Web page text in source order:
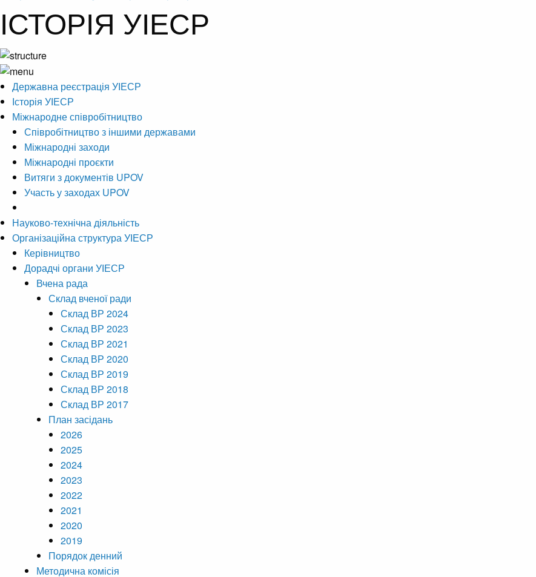
ІСТОРІЯ УІЕСР
Державна реєстрація УІЕСР
Історія УІЕСР
Міжнародне співробітництво
Співробітництво з іншими державами
Міжнародні заходи
Міжнародні проєкти
Витяги з документів UPOV
Участь у заходах UPOV
Науково-технічна діяльність
Організаційна структура УІЕСР
Керівництво
Дорадчі органи УІЕСР
Вчена рада
Склад вченої ради
Склад ВР 2024
Склад ВР 2023
Склад ВР 2021
Склад ВР 2020
Склад ВР 2019
Склад ВР 2018
Склад ВР 2017
План засідань
2026
2025
2024
2023
2022
2021
2020
2019
Порядок денний
Методична комісія